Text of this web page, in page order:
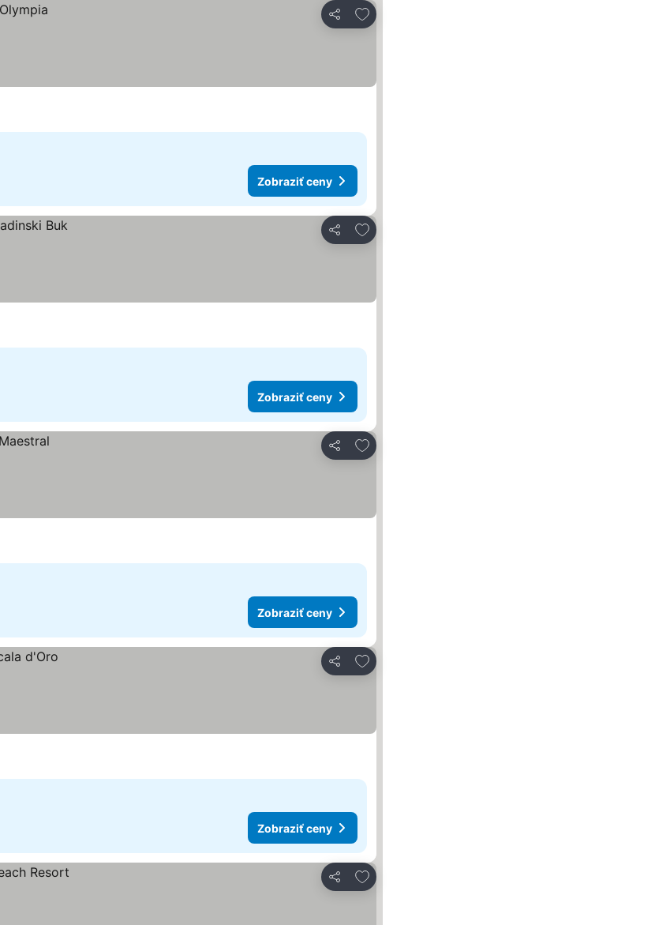
Zdieľať
Pridať do obľúbených
Zobraziť ceny
Zdieľať
Pridať do obľúbených
Zobraziť ceny
Zdieľať
Pridať do obľúbených
Zobraziť ceny
Zdieľať
Pridať do obľúbených
Zobraziť ceny
Zdieľať
Pridať do obľúbených